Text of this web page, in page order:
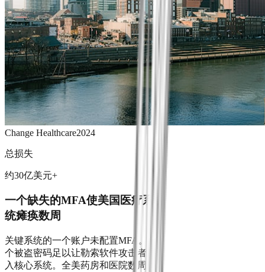
Change Healthcare2024
总损失
约30亿美元+
一个缺失的MFA使美国医疗系
统瘫痪数周
关键系统的一个账户未配置MFA。一
个被盗密码足以让勒索软件攻击者进
入核心系统。全美药房和医院数周内